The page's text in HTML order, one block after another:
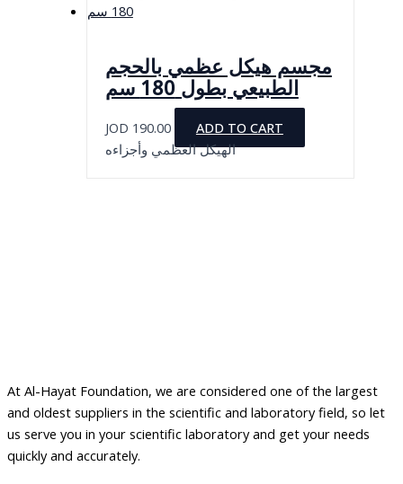
مجسم هيكل عظمي بالحجم
الطبيعي بطول 180 سم
JOD 190.00
ADD TO CART
الهيكل العظمي وأجزاءه
At Al-Hayat Foundation, we are considered one of the largest
and oldest suppliers in the scientific and laboratory field, so let
us serve you in your scientific laboratory and get your needs
quickly and accurately.